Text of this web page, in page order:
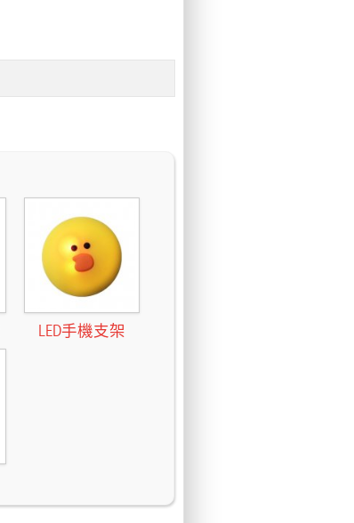
LED手機支架